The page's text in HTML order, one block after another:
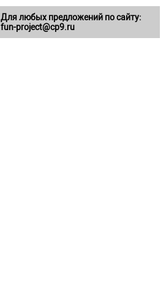
Для любых предложений по сайту:
fun-project@cp9.ru